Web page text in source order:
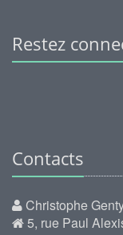
Restez
Contacts
Christophe
5, rue Paul